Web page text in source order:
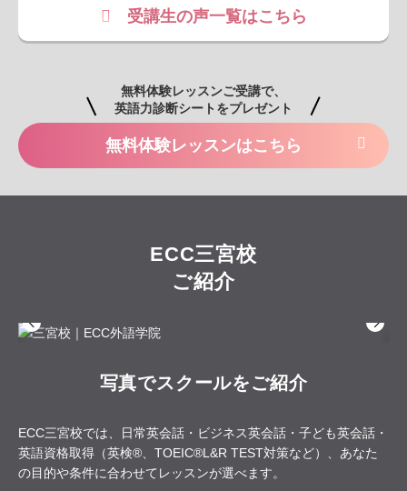
受講生の声一覧はこちら
無料体験レッスンはこちら
ECC三宮校
ご紹介
写真でスクールをご紹介
ECC三宮校では、日常英会話・ビジネス英会話・子ども英会話・
英語資格取得（英検®、TOEIC®L&R TEST対策など）、あなた
の目的や条件に合わせてレッスンが選べます。